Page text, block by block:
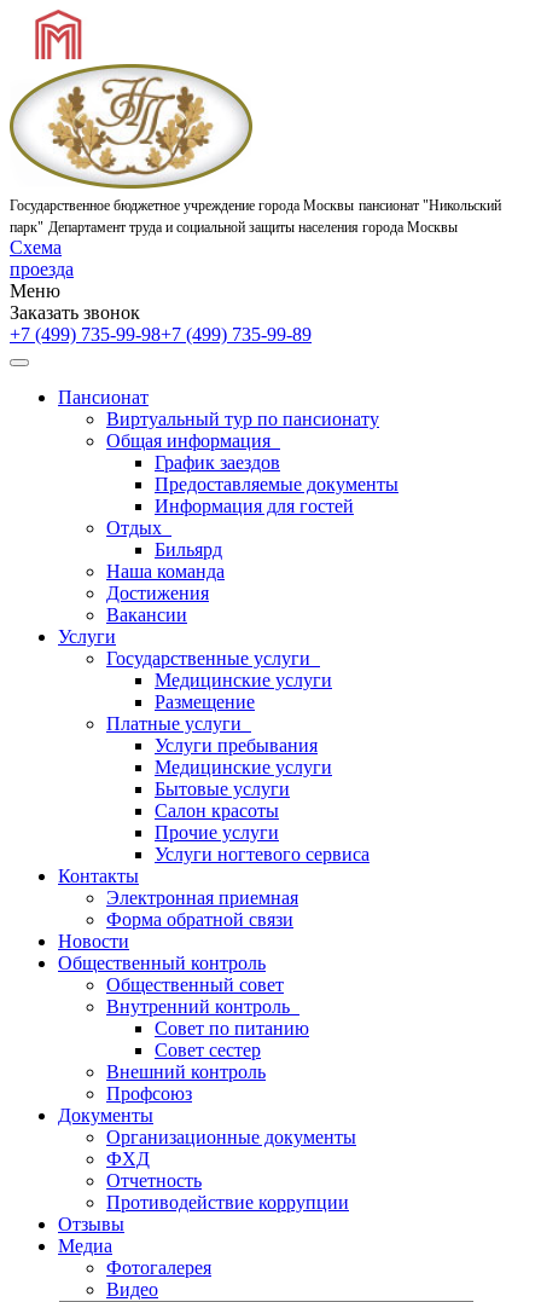
Государственное бюджетное учреждение города Москвы пансионат "Никольский
парк" Департамент труда и социальной защиты населения города Москвы
Схема
проезда
Меню
Заказать звонок
+7 (499) 735-99-98+7 (499) 735-99-89
Пансионат
Виртуальный тур по пансионату
Общая информация
График заездов
Предоставляемые документы
Информация для гостей
Отдых
Бильярд
Наша команда
Достижения
Вакансии
Услуги
Государственные услуги
Медицинские услуги
Размещение
Платные услуги
Услуги пребывания
Медицинские услуги
Бытовые услуги
Салон красоты
Прочие услуги
Услуги ногтевого сервиса
Контакты
Электронная приемная
Форма обратной связи
Новости
Общественный контроль
Общественный совет
Внутренний контроль
Совет по питанию
Совет сестер
Внешний контроль
Профсоюз
Документы
Организационные документы
ФХД
Отчетность
Противодействие коррупции
Отзывы
Медиа
Фотогалерея
Видео